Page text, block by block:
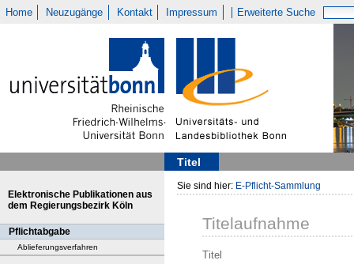
Home Neuzugänge Kontakt Impressum Erweiterte Suche
Titel
Elektronische Publikationen aus
dem Regierungsbezirk Köln
Pflichtabgabe
Ablieferungsverfahren
Sie sind hier: E-Pflicht-Sammlung
Titelaufnahme
Titel